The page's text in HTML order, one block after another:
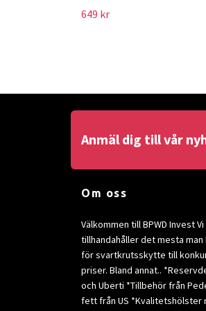
649 kr
Anmäl dig till vår
Om oss
Välkommen till BPWD Invest Vi
tillhandahåller det mesta man
för svartkrutsskytte till
priser. Bland annat..
och Uberti *Tillbehör från
fett från US *Kvalitetshölster